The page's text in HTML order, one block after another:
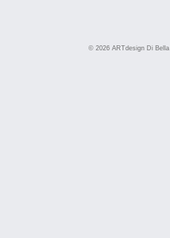
© 2026 ARTdesign Di Bella